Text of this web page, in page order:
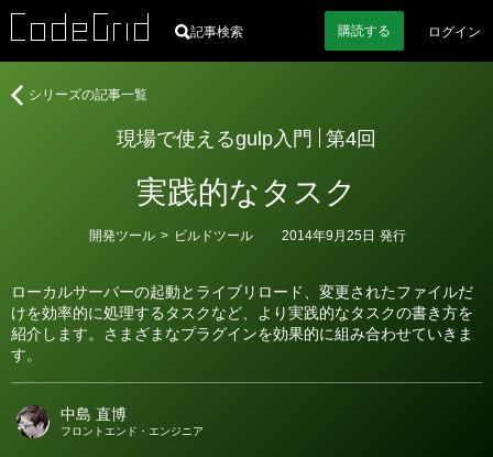
記事検索 購読する ログイン
現場で使えるgulp入門 第4回
実践的なタスク
ローカルサーバーの起動とライブリロード、変更されたファイルだ
けを効率的に処理するタスクなど、より実践的なタスクの書き方を
紹介します。さまざまなプラグインを効果的に組み合わせていきま
す。
カ
ー
開発ツール > ビルドツール 2014年9月25日 発行
者
中島 直博
フロントエンド・エンジニア
現
シリーズの記事一覧